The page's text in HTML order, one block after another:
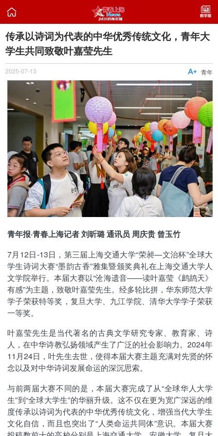

传承以诗词为代表的中华优秀传统文化，青年大
学生共同致敬叶嘉莹先生
2025-07-13 青年

青年报·青春上海记者 刘昕璐 通讯员 周庆贵 曾玉竹
7月12日-13日，第三届上海交通大学“荣昶—文治杯”全球大
学生诗词大赛“墨韵古香”雅集暨颁奖典礼在上海交通大学人
文学院举行。本届大赛以“沧海遗音——读叶嘉莹《鹧鸪天》
有感”为主题，致敬叶嘉莹先生。经多轮比拼，华东师范大学
学子荣获特等奖，复旦大学、九江学院、清华大学学子荣获
一等奖。
叶嘉莹先生是当代著名的古典文学研究专家、教育家、诗
人，在中华诗教弘扬领域产生了广泛的社会影响力。2024年
11月24日，叶先生去世，使得本届大赛主题充满对先贤的怀
念以及对中华诗词发展命运的深沉思索。
与前两届大赛不同的是，本届大赛完成了从“全球华人大学
生”到“全球大学生”的华丽升级。这不仅在更为宽广深远的维
度传承以诗词为代表的中华优秀传统文化，增强当代大学生
文化自信，而且也突出了“人类命运共同体”意识。本届大赛